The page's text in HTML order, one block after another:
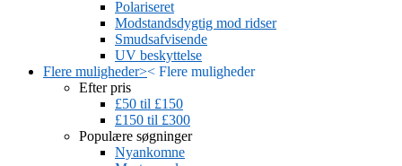
Polariseret
Modstandsdygtig mod ridser
Smudsafvisende
UV beskyttelse
Flere muligheder>< Flere muligheder
Efter pris
£50 til £150
£150 til £300
Populære søgninger
Nyankomne